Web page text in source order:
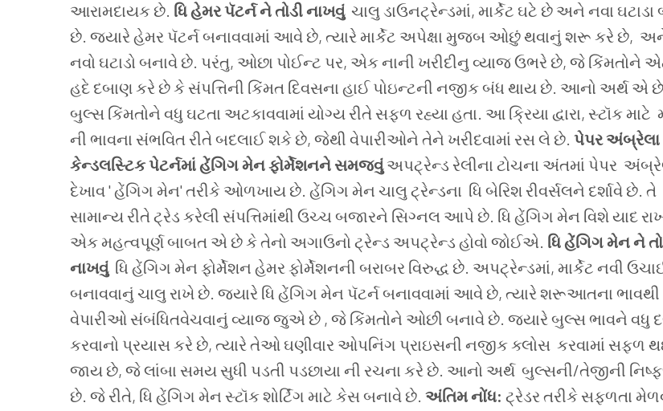
આરામદાયક છે. ધિ હેમર પૅટર્ન ને તોડી નાખવું ચાલુ ડાઉનટ્રેન્ડમાં, માર્કેટ ઘટે છે અને નવા ઘટાડા
છે. જ્યારે હેમર પૅટર્ન બનાવવામાં આવે છે, ત્યારે માર્કેટ અપેક્ષા મુજબ ઓછું થવાનું શરૂ કરે છે,
નવો ઘટાડો બનાવે છે. પરંતુ, ઓછા પોઈન્ટ પર, એક નાની ખરીદીનુ વ્યાજ ઉભરે છે, જે કિંમતોને
હદે દબાણ કરે છે કે સંપત્તિની કિંમત દિવસના હાઈ પોઇન્ટની નજીક બંધ થાય છે. આનો અર્થ એ
બુલ્સ કિંમતોને વધુ ઘટતા અટકાવવામાં યોગ્ય રીતે સફળ રહ્યા હતા. આ ક્રિયા દ્વારા, સ્ટૉક માટે
ની ભાવના સંભવિત રીતે બદલાઈ શકે છે, જેથી વેપારીઓને તેને ખરીદવામાં રસ લે છે. પેપર અંબ્રેલા
કેન્ડલસ્ટિક પેટર્નમાં હેંગિગ મેન ફોર્મેશનને સમજવું અપટ્રેન્ડ રેલીના ટોચના અંતમાં પેપર
દેખાવ ' હેંગિગ મેન' તરીકે ઓળખાય છે. હેંગિગ મેન ચાલુ ટ્રેન્ડના ધિ બેરિશ રીવર્સલને દર્શાવે છે. તે
સામાન્ય રીતે ટ્રેડ કરેલી સંપત્તિમાંથી ઉચ્ચ બજારને સિગ્નલ આપે છે. ધિ હેંગિગ મેન વિશે યાદ
એક મહત્વપૂર્ણ બાબત એ છે કે તેનો અગાઉનો ટ્રેન્ડ અપટ્રેન્ડ હોવો જોઈએ. ધિ હેંગિગ મેનને
નાખવું ધિ હેંગિગ મેન ફોર્મેશન હેમર ફોર્મેશનની બરાબર વિરુદ્ધ છે. અપટ્રેન્ડમાં, માર્કેટ નવી
બનાવવાનું ચાલુ રાખે છે. જ્યારે ધિ હેંગિગ મેન પૅટર્ન બનાવવામાં આવે છે, ત્યારે શરૂઆતના ભાવથી
વેપારીઓ સંબંધિતવેચવાનું વ્યાજ જુએ છે , જે કિંમતોને ઓછી બનાવે છે. જ્યારે બુલ્સ ભાવને વધુ
કરવાનો પ્રયાસ કરે છે, ત્યારે તેઓ ઘણીવાર ઓપનિંગ પ્રાઇસની નજીક ક્લોસ કરવામાં સફળ
જાય છે, જે લાંબા સમય સુધી પડતી પડછાયા ની રચના કરે છે. આનો અર્થ બુલ્સની/તેજીની
છે. જે રીતે, ધિ હેંગિગ મેન સ્ટૉક શોર્ટિંગ માટે કેસ બનાવે છે. અંતિમ નોંધ: ટ્રેડર તરીકે સફળતા